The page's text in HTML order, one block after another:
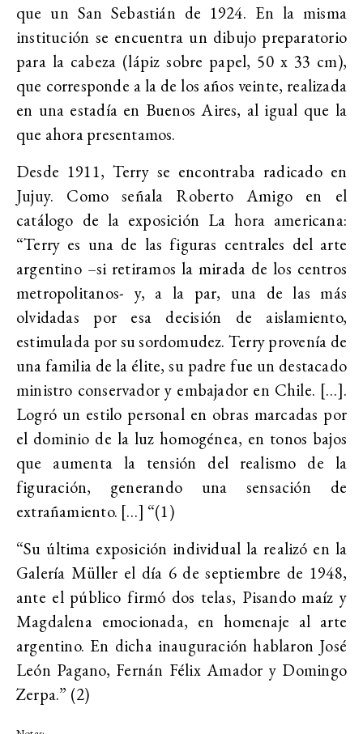
que un San Sebastián de 1924. En la misma
institución se encuentra un dibujo preparatorio
para la cabeza (lápiz sobre papel, 50 x 33 cm),
que corresponde a la de los años veinte, realizada
en una estadía en Buenos Aires, al igual que la
que ahora presentamos.
Desde 1911, Terry se encontraba radicado en
Jujuy. Como señala Roberto Amigo en el
catálogo de la exposición La hora americana:
“Terry es una de las figuras centrales del arte
argentino –si retiramos la mirada de los centros
metropolitanos- y, a la par, una de las más
olvidadas por esa decisión de aislamiento,
estimulada por su sordomudez. Terry provenía de
una familia de la élite, su padre fue un destacado
ministro conservador y embajador en Chile. […].
Logró un estilo personal en obras marcadas por
el dominio de la luz homogénea, en tonos bajos
que aumenta la tensión del realismo de la
figuración, generando una sensación de
extrañamiento. […] “(1)
“Su última exposición individual la realizó en la
Galería Müller el día 6 de septiembre de 1948,
ante el público firmó dos telas, Pisando maíz y
Magdalena emocionada, en homenaje al arte
argentino. En dicha inauguración hablaron José
León Pagano, Fernán Félix Amador y Domingo
Zerpa.” (2)